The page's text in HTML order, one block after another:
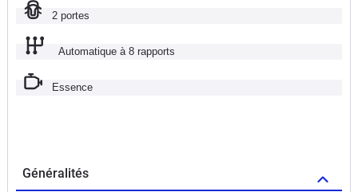
2 portes
Automatique à 8 rapports
Essence
Généralités